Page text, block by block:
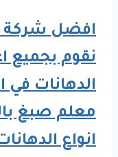
افضل شركة
نقوم بجميع
الدهانات في
معلم صبغ
انواع